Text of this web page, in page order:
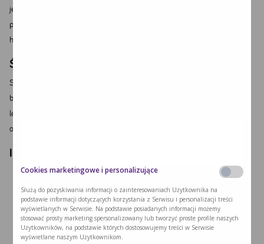
jedynym źródłem pożywienia. Produkt przeznaczony dla dzieci w wieku
powyżej 8 lat i młodzieży. Tylko do stosowania w fenyloketonurii (PKU) i
hiperfenyloalaninemii (HPA).
ŚRODKI OSTROŻNOŚCI
Stosowanie produktu musi uwzględniać uzupełnienie energii, naturalnego
białka i innych składników odżywczych w ilościach zgodnych z zaleceniami
lekarza, w celu pokrycia indywidualnego zapotrzebowania na fenyloalaninę
oraz pozostałe składniki odżywcze.
INFORMACJE ŻYWIENIOWE
Cookies marketingowe i personalizujące
Służą do pozyskiwania informacji o zainteresowaniach Użytkownika na
podstawie informacji dotyczących korzystania z Serwisu i personalizacji treści
wyświetlanych w Serwisie. Na podstawie posiadanych informacji możemy
stosować prosty marketing spersonalizowany lub tworzyć proste profile naszych
Użytkowników, na podstawie których dostosowujemy treści w Serwisie
wyświetlane naszym Użytkownikom.